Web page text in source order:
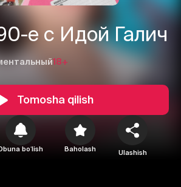
е с Идой Галич
18+
Tomosha qilish
boʻlish Baholash Ulashish